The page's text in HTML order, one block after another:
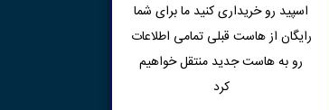
اسپید رو خریداری کنید ما برای شما
رایگان از هاست قبلی تمامی اطلاعات
رو به هاست جدید منتقل خواهیم
کرد